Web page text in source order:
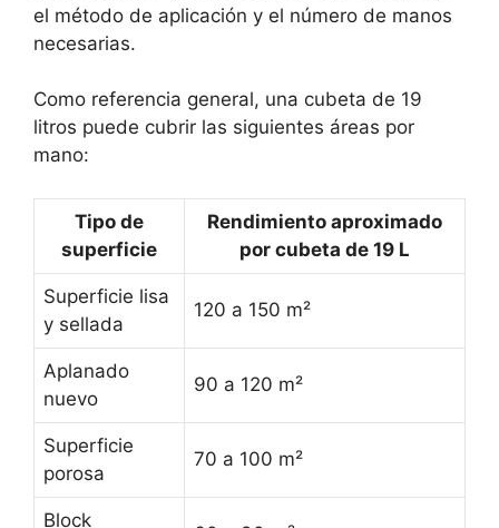
el método de aplicación y el número de manos
necesarias.
Como referencia general, una cubeta de 19
litros puede cubrir las siguientes áreas por
mano:
Tipo de
superficie
Rendimiento aproximado
por cubeta de 19 L
Superficie lisa
y sellada
120 a 150 m²
Aplanado
nuevo
90 a 120 m²
Superficie
porosa
70 a 100 m²
Block